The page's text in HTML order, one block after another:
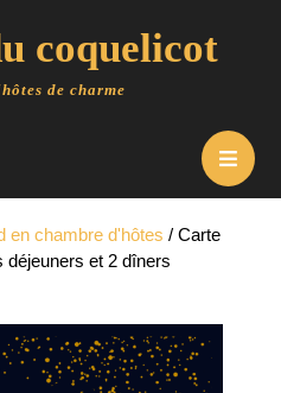
coquelicot
de charme
en chambre d'hôtes / Carte
déjeuners et 2 dîners